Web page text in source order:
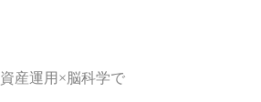
資産運用×脳科学で